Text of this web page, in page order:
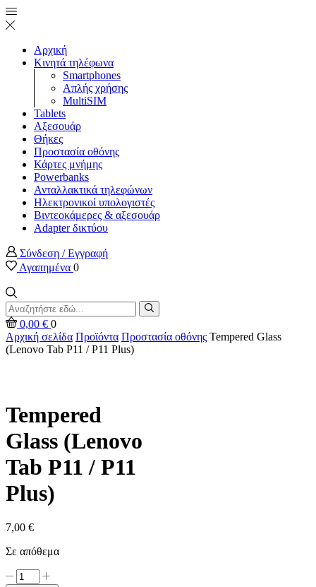
Αρχική
Κινητά τηλέφωνα
Smartphones
Απλής χρήσης
MultiSIM
Tablets
Αξεσουάρ
Θήκες
Προστασία οθόνης
Κάρτες μνήμης
Powerbanks
Ανταλλακτικά τηλεφώνων
Ηλεκτρονικοί υπολογιστές
Βιντεοκάμερες & αξεσουάρ
Adapter δικτύου
Σύνδεση / Εγγραφή
Αγαπημένα 0
Search
input
Αναζήτηση
0,00 € 0
Αρχική σελίδα Προϊόντα Προστασία οθόνης Tempered Glass
(Lenovo Tab P11 / P11 Plus)
Tempered
Glass (Lenovo
Tab P11 / P11
Plus)
7,00 €
Σε απόθεμα
Tempered